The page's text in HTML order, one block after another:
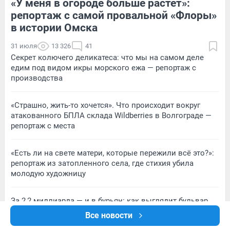
Все новости
1 Обсудить 3 Обсудить
«У меня в огороде больше растет»:
репортаж с самой провальной «Флоры»
в истории Омска
31 июля 13 326 41
Секрет колючего деликатеса: что мы на самом деле
едим под видом икры морского ежа — репортаж с
производства
«Страшно, жить-то хочется». Что происходит вокруг
атакованного БПЛА склада Wildberries в Волгограде —
репортаж с места
«Есть ли на свете матери, которые пережили всё это?»:
репортаж из затопленного села, где стихия убила
молодую художницу
За 2,2 миллиарда — и в бурьян: как выглядит бульвар
Архитекторов через год после сдачи